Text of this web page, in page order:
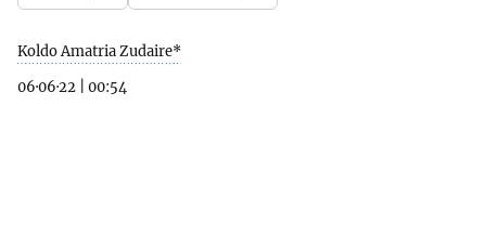
Koldo Amatria Zudaire*
06·06·22
00:54